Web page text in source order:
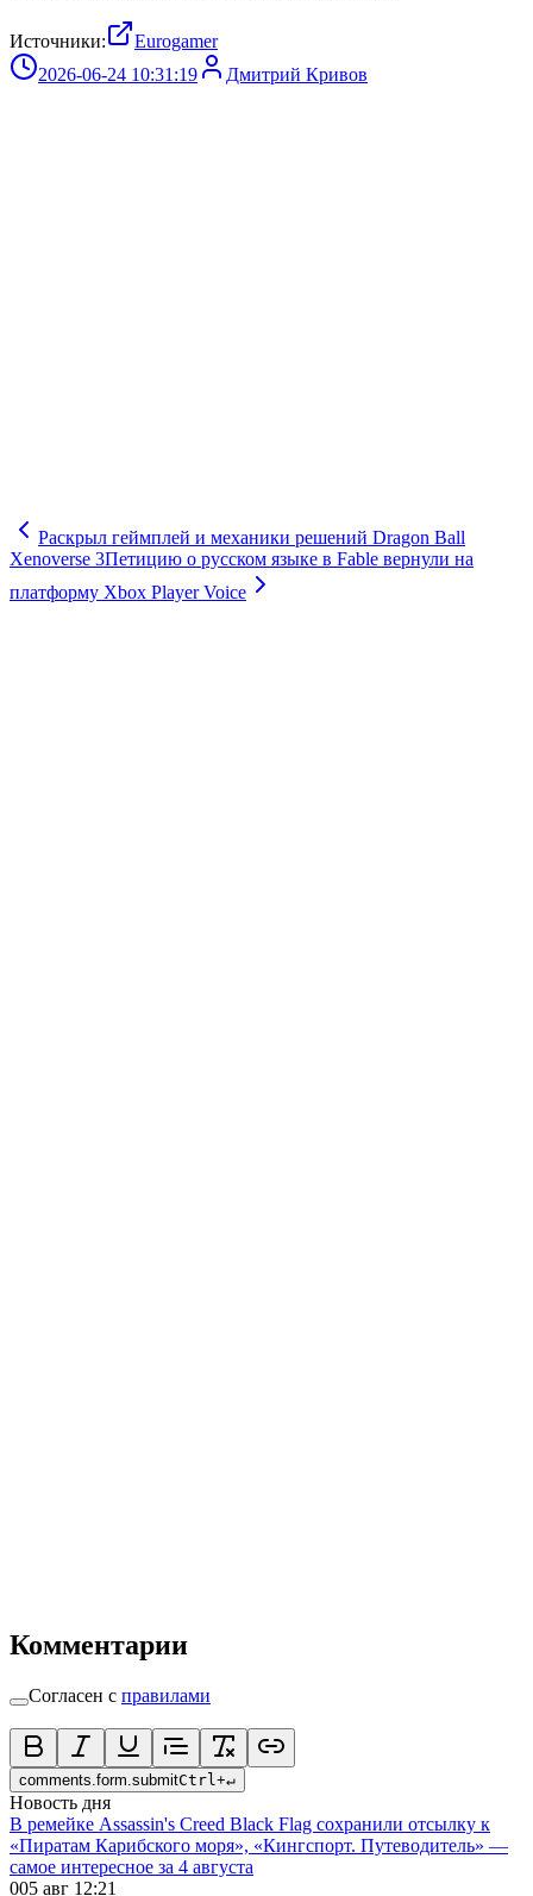
Источники:
Eurogamer
2026-06-24 10:31:19
Дмитрий Кривов
Раскрыл геймплей и механики решений Dragon Ball
Xenoverse 3Петицию о русском языке в Fable вернули на
платформу Xbox Player Voice
Комментарии
Согласен с правилами
comments.form.submitCtrl +↵
Новость дня
В ремейке Assassin's Creed Black Flag сохранили отсылку к
«Пиратам Карибского моря», «Кингспорт. Путеводитель» —
самое интересное за 4 августа
005 авг 12:21